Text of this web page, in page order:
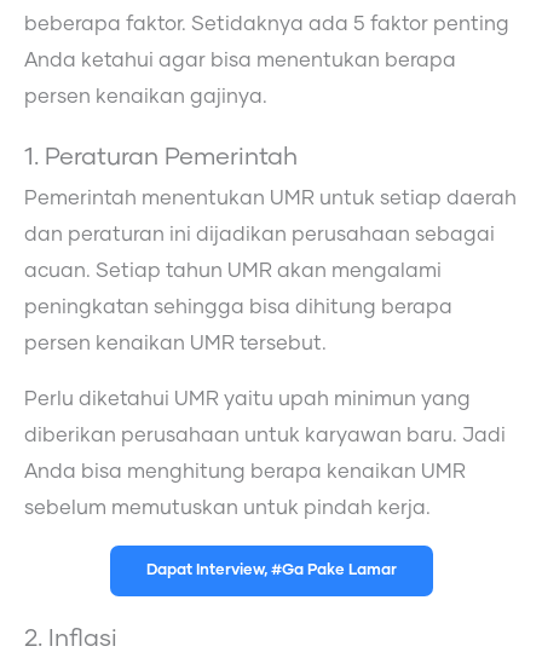
beberapa faktor. Setidaknya ada 5 faktor penting
Anda ketahui agar bisa menentukan berapa
persen kenaikan gajinya.
1. Peraturan Pemerintah
Pemerintah menentukan UMR untuk setiap daerah
dan peraturan ini dijadikan perusahaan sebagai
acuan. Setiap tahun UMR akan mengalami
peningkatan sehingga bisa dihitung berapa
persen kenaikan UMR tersebut.
Perlu diketahui UMR yaitu upah minimun yang
diberikan perusahaan untuk karyawan baru. Jadi
Anda bisa menghitung berapa kenaikan UMR
sebelum memutuskan untuk pindah kerja.
Dapat Interview, #Ga Pake Lamar
2. Inflasi